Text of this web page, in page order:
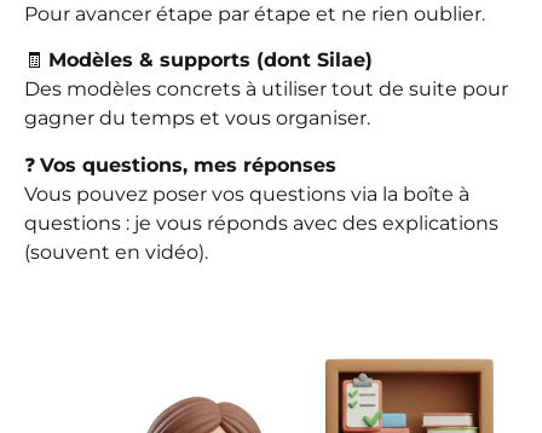
Pour avancer étape par étape et ne rien oublier.
🧾 Modèles & supports (dont Silae)
Des modèles concrets à utiliser tout de suite pour
gagner du temps et vous organiser.
❓ Vos questions, mes réponses
Vous pouvez poser vos questions via la boîte à
questions : je vous réponds avec des explications
(souvent en vidéo).